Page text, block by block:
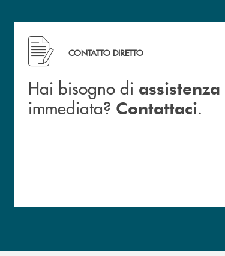
CONTATTO DIRETTO
Hai bisogno di assistenza
immediata? Contattaci.